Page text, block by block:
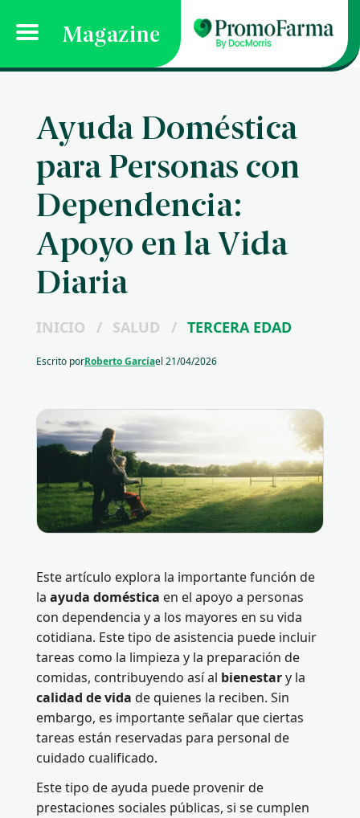
Magazine
Ayuda Doméstica
para Personas con
Dependencia:
Apoyo en la Vida
Diaria
INICIO / SALUD / TERCERA EDAD
Escrito porRoberto Garcíael 21/04/2026
Este artículo explora la importante función de
la ayuda doméstica en el apoyo a personas
con dependencia y a los mayores en su vida
cotidiana. Este tipo de asistencia puede incluir
tareas como la limpieza y la preparación de
comidas, contribuyendo así al bienestary la
calidad de vida de quienes la reciben. Sin
embargo, es importante señalar que ciertas
tareas están reservadas para personal de
cuidado cualificado.
Este tipo de ayuda puede provenir de
prestaciones sociales públicas, si se cumplen